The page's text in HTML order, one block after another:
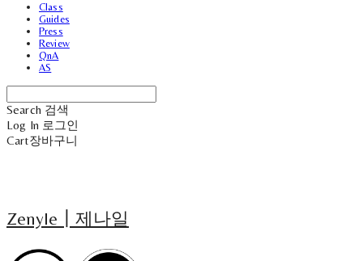
Class
Guides
Press
Review
QnA
AS
Search 검색
Log In 로그인
Cart장바구니
Zenyle┃제나일